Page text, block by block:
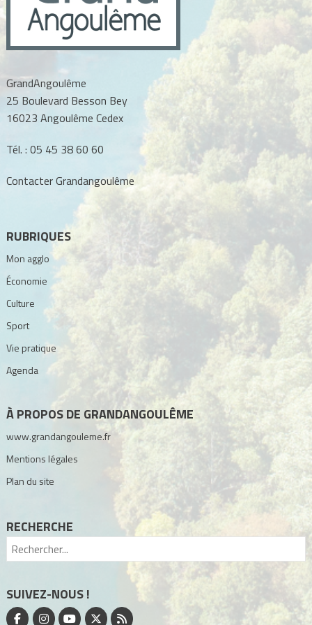
GrandAngoulême
25 Boulevard Besson Bey
16023 Angoulême Cedex
Tél. : 05 45 38 60 60
Contacter Grandangoulême
RUBRIQUES
Mon agglo
Économie
Culture
Sport
Vie pratique
Agenda
À PROPOS DE GRANDANGOULÊME
www.grandangouleme.fr
Mentions légales
Plan du site
RECHERCHE
SUIVEZ-NOUS !